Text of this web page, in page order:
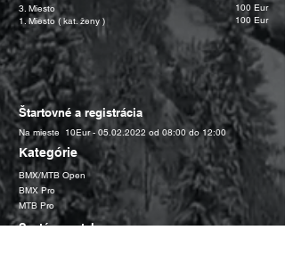
3. Miesto
1. Miesto ( kat. ženy )
100 Eur
100 Eur
Štartovné a registrácia
Na mieste 10Eur - 05.02.2022 od 08:00 do 12:00
Kategórie
BMX/MTB Open
BMX Pro
MTB Pro
Systém pretekov